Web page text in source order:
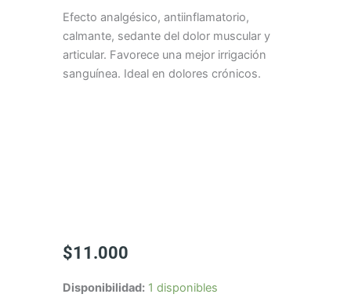
Efecto analgésico, antiinflamatorio,
calmante, sedante del dolor muscular y
articular. Favorece una mejor irrigación
sanguínea. Ideal en dolores crónicos.
$11.000
Disponibilidad: 1 disponibles
ACEITE